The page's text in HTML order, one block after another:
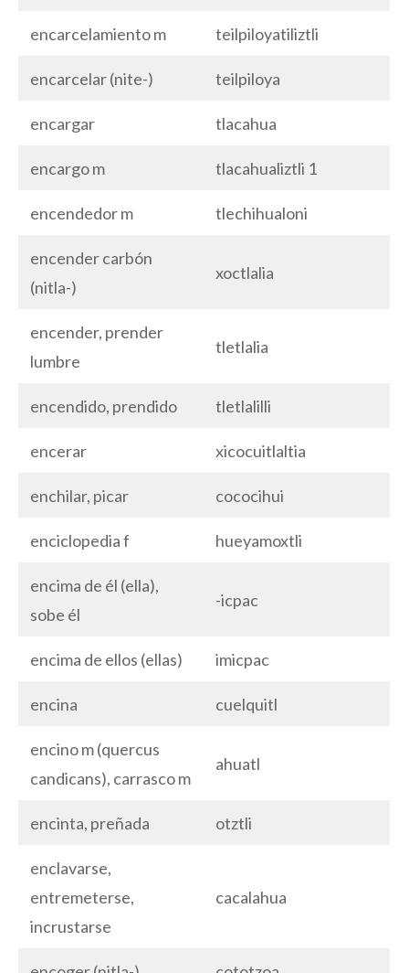
encarcelamiento m teilpiloyatiliztli
encarcelar (nite-) teilpiloya
encargar tlacahua
encargo m tlacahualiztli 1
encendedor m tlechihualoni
encender carbón
(nitla-)
xoctlalia
encender, prender
lumbre
tletlalia
encendido, prendido tletlalilli
encerar xicocuitlaltia
enchilar, picar cococihui
enciclopedia f hueyamoxtli
encima de él (ella),
sobe él
-icpac
encima de ellos (ellas) imicpac
encina cuelquitl
encino m (quercus
candicans), carrasco m
ahuatl
encinta, preñada otztli
enclavarse,
entremeterse,
incrustarse
cacalahua